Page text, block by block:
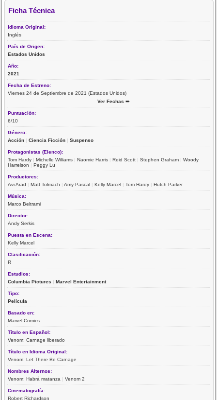
Ficha Técnica
Idioma Original:
Inglés
País de Origen:
Estados Unidos
Año:
2021
Fecha de Estreno:
Viernes 24 de Septiembre de 2021 (Estados Unidos)
Ver Fechas ➨
Puntuación:
6/10
Género:
Acción |Ciencia Ficción |Suspenso
Protagonistas (Elenco):
Tom Hardy |Michelle Williams |Naomie Harris |Reid Scott |Stephen Graham |Woody
Harrelson |Peggy Lu
Productores:
Avi Arad |Matt Tolmach |Amy Pascal |Kelly Marcel |Tom Hardy |Hutch Parker
Música:
Marco Beltrami
Director:
Andy Serkis
Puesta en Escena:
Kelly Marcel
Clasificación:
R
Estudios:
Columbia Pictures |Marvel Entertainment
Tipo:
Película
Basado en:
Marvel Comics
Título en Español:
Venom: Carnage liberado
Título en Idioma Original:
Venom: Let There Be Carnage
Nombres Alternos:
Venom: Habrá matanza |Venom 2
Cinematografía:
Robert Richardson